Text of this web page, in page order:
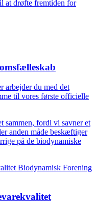
at drøfte fremtiden for
arbejder du med det
til vores første officielle
sammen, fordi vi savner et
anden måde beskæftiger
på de biodynamiske